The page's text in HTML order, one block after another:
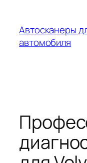
содержимому
Автосканеры
автомобиля